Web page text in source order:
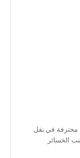
محترفة في نقل
الخسائر